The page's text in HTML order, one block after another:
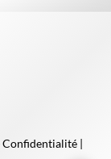
Confidentialité |